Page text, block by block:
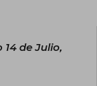
de fantasía,
de Julio,